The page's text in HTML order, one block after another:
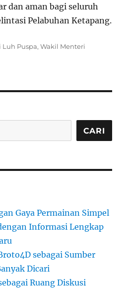
dan aman bagi seluruh
Pelabuhan Ketapang.
Luh Puspa,Wakil Menteri
CARI
Gaya Permainan Simpel
Informasi Lengkap
sebagai Sumber
Dicari
Ruang Diskusi